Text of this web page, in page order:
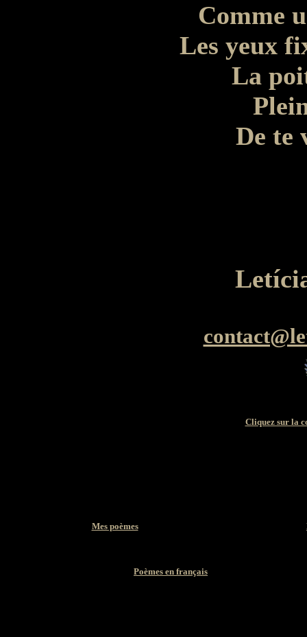
Comme
Les yeux
La
De te
Cliquez sur la
Mes poèmes
Poèmes en français